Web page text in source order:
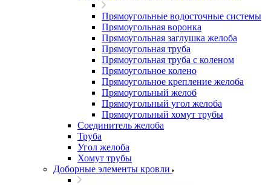
Прямоугольные водосточные системы
Прямоугольная воронка
Прямоугольная заглушка желоба
Прямоугольная труба
Прямоугольная труба c коленом
Прямоугольное колено
Прямоугольное крепление желоба
Прямоугольный желоб
Прямоугольный угол желоба
Прямоугольный хомут трубы
Соединитель желоба
Труба
Угол желоба
Хомут трубы
Доборные элементы кровли